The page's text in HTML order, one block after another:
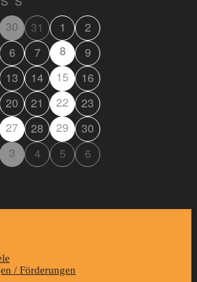
30 31 1
2
6 7 8
9
13 14 15
16
20 21 22
23
27 28 29
30
3 4 5 6
/ Förderungen